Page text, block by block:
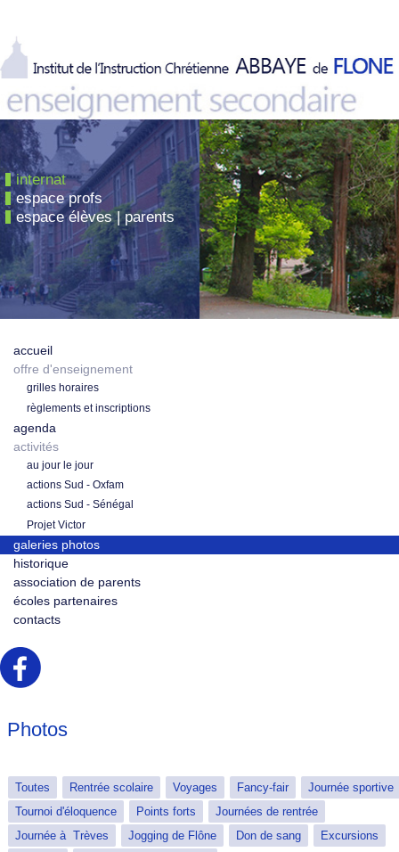
internat
espace profs
espace élèves | parents
accueil
offre d'enseignement
grilles horaires
règlements et inscriptions
agenda
activités
au jour le jour
actions Sud - Oxfam
actions Sud - Sénégal
Projet Victor
galeries photos
historique
association de parents
écoles partenaires
contacts
Photos
Toutes Rentrée scolaire Voyages Fancy-fair
Journée sportive
Tournoi d'éloquence
Points forts
Journées de rentrée
Journée à Trèves
Jogging de Flône Don de sang
Excursions